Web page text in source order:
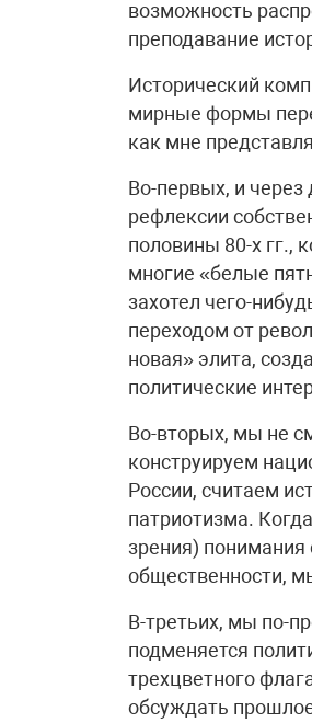
возможность
преподавание
Исторический
мирные формы
как мне
Во-первых, и через
рефлексии
половины 80-х гг.,
многие «белые
захотел чего-
переходом от
новая» элита,
политические
Во-вторых, мы не
конструируем
России, считаем
патриотизма.
зрения)
общественности,
В-третьих, мы по-
подменяется
трехцветного
обсуждать прошлое